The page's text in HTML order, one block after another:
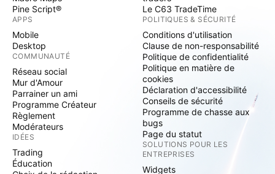
Pine Script®
APPS
Mobile
Desktop
COMMUNAUTÉ
Réseau social
Mur d'Amour
Parrainer un ami
Programme Créateur
Règlement
Modérateurs
IDÉES
Trading
Éducation
Le C63 TradeTime
POLITIQUES & SÉCURITÉ
Conditions d'utilisation
Clause de non-responsabilité
Politique de confidentialité
Politique en matière de
cookies
Déclaration d'accessibilité
Conseils de sécurité
Programme de chasse aux
bugs
Page du statut
SOLUTIONS POUR LES
ENTREPRISES
Widgets